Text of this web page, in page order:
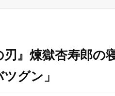
』煉獄杏寿郎の
グン」